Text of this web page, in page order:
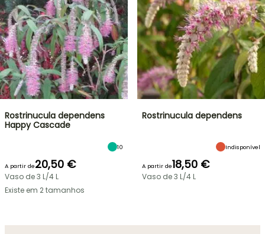
Rostrinucula dependens
Happy Cascade
10
A partir de20,50 €
Vaso de 3 L/4 L
Existe em 2 tamanhos
Rostrinucula dependens
Indisponível
A partir de18,50 €
Vaso de 3 L/4 L